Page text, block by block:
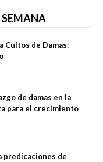
SEMANA
Cultos de Damas:
de damas en la
para el crecimiento
predicaciones de